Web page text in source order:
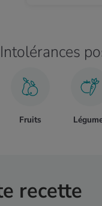
Intolérances
Fruits
recette